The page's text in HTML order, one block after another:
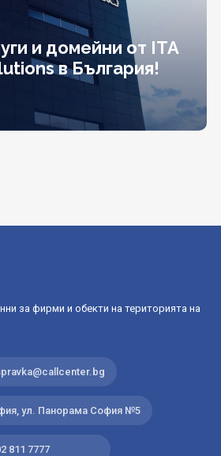
и домейни от ITA
в България!
за фирми и обекти на територията на
ул. Панорама София №5
811 7777